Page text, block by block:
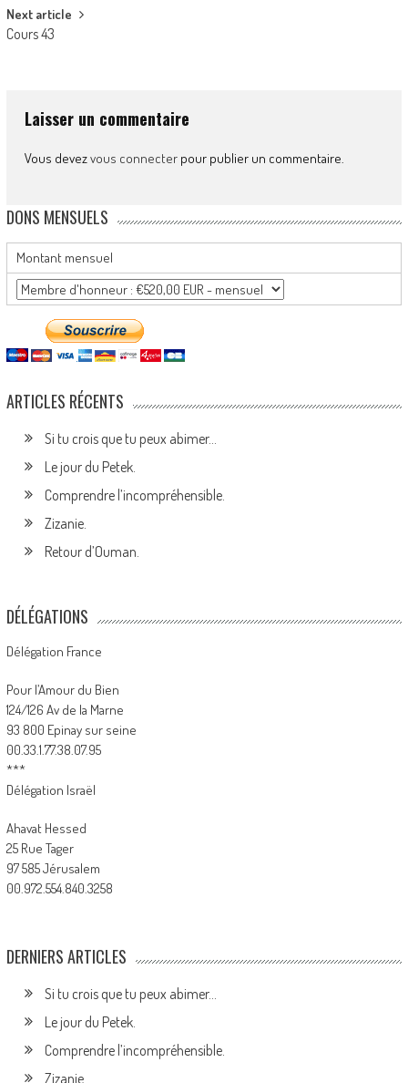
Next article
Cours 43
Laisser un commentaire
Vous devezvous connecterpour publier un commentaire.
DONS MENSUELS
Montant mensuel
ARTICLES RÉCENTS
Si tu crois que tu peux abimer…
Le jour du Petek.
Comprendre l’incompréhensible.
Zizanie.
Retour d’Ouman.
DÉLÉGATIONS
Délégation France
Pour l’Amour du Bien
124/126 Av de la Marne
93 800 Epinay sur seine
00.33.1.77.38.07.95
***
Délégation Israël
Ahavat Hessed
25 Rue Tager
97 585 Jérusalem
00.972.554.840.3258
DERNIERS ARTICLES
Si tu crois que tu peux abimer…
Le jour du Petek.
Comprendre l’incompréhensible.
Zizanie.